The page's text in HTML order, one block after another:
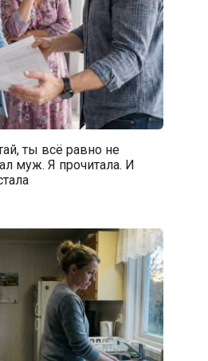
ты всё равно не
муж. Я прочитала. И